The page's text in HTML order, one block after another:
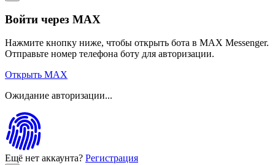
Войти через MAX
Нажмите кнопку ниже, чтобы открыть бота в MAX Messenger.
Отправьте номер телефона боту для авторизации.
Открыть MAX
Ожидание авторизации...
Ещё нет аккаунта? Регистрация